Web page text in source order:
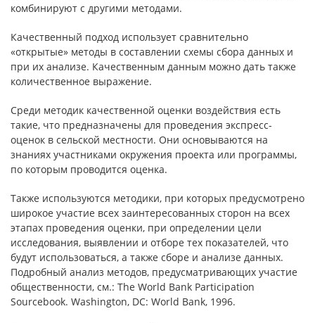
комбинируют с другими методами.
Качественный подход использует сравнительно
«открытые» методы в составлении схемы сбора данных и
при их анализе. Качественным дан­ным можно дать также
количественное выражение.
Среди методик качественной оценки воздействия есть
такие, что предназначены для проведения экспресс-
оценок в сельской местности. Они основываются на
знаниях участниками окружения проекта или про­граммы,
по которым проводится оценка.
Также используются методики, при которых предусмотрено
широкое участие всех заинтересованных сторон на всех
этапах проведения оценки, при определении цели
исследования, выявлении и отборе тех показателей, что
будут использоваться, а также сборе и анализе данных.
Подробный ана­лиз методов, предусматривающих участие
общественности, см.: The World Bank Participation
Sourcebook. Washington, DC: World Bank, 1996.